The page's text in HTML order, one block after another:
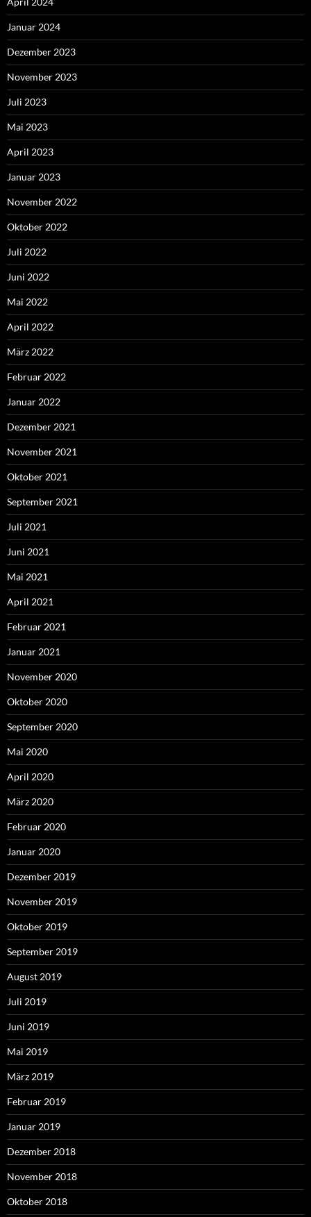
Januar 2024
Dezember 2023
November 2023
Juli 2023
Mai 2023
April 2023
Januar 2023
November 2022
Oktober 2022
Juli 2022
Juni 2022
Mai 2022
April 2022
März 2022
Februar 2022
Januar 2022
Dezember 2021
November 2021
Oktober 2021
September 2021
Juli 2021
Juni 2021
Mai 2021
April 2021
Februar 2021
Januar 2021
November 2020
Oktober 2020
September 2020
Mai 2020
April 2020
März 2020
Februar 2020
Januar 2020
Dezember 2019
November 2019
Oktober 2019
September 2019
August 2019
Juli 2019
Juni 2019
Mai 2019
März 2019
Februar 2019
Januar 2019
Dezember 2018
November 2018
Oktober 2018